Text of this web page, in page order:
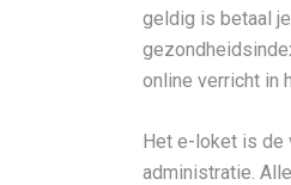
geldig is betaal
online verricht in
Het e-loket is de
administratie.